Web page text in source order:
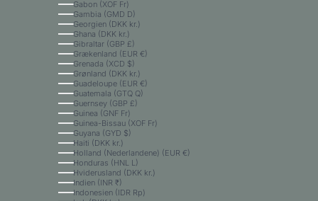
Gabon (XOF Fr)
Gambia (GMD D)
Georgien (DKK kr.)
Ghana (DKK kr.)
Gibraltar (GBP £)
Grækenland (EUR €)
Grenada (XCD $)
Grønland (DKK kr.)
Guadeloupe (EUR €)
Guatemala (GTQ Q)
Guernsey (GBP £)
Guinea (GNF Fr)
Guinea-Bissau (XOF Fr)
Guyana (GYD $)
Haiti (DKK kr.)
Holland (Nederlandene) (EUR €)
Honduras (HNL L)
Hviderusland (DKK kr.)
Indien (INR ₹)
Indonesien (IDR Rp)